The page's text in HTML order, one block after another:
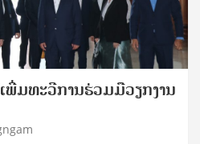
ພີ່ມທະວີການຮ່ວມມືວຽກງານ